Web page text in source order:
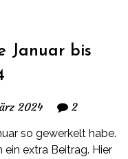
Januar bis
2024 2
so gewerkelt habe.
extra Beitrag. Hier